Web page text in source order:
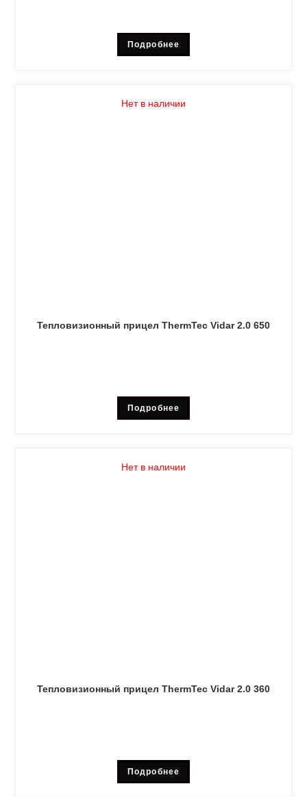
Подробнее
Нет в наличии
Тепловизионный прицел ThermTec Vidar 2.0 650
Подробнее
Нет в наличии
Тепловизионный прицел ThermTec Vidar 2.0 360
Подробнее